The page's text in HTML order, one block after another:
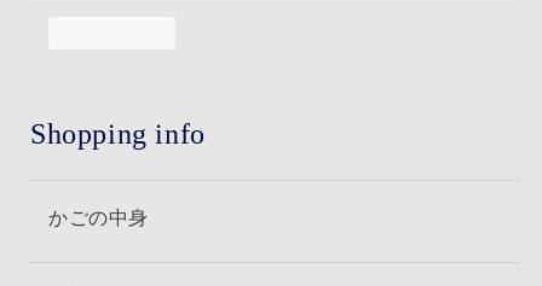
Shopping info
かごの中身